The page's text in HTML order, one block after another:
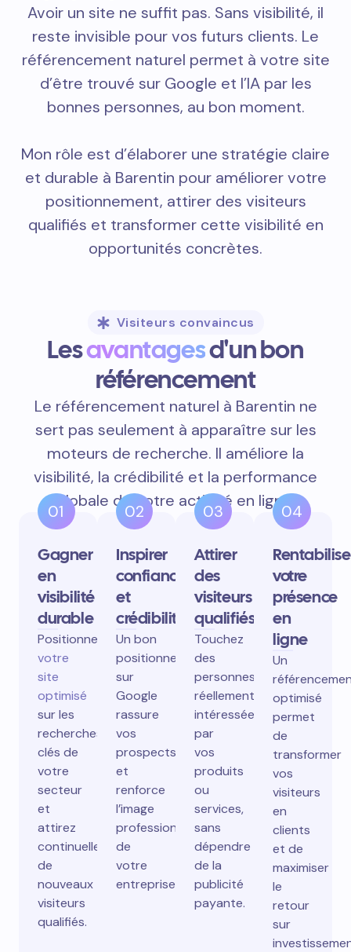
Avoir un site ne suffit pas. Sans visibilité, il
reste invisible pour vos futurs clients. Le
référencement naturel permet à votre site
d’être trouvé sur Google et l’IA par les
bonnes personnes, au bon moment.
Mon rôle est d’élaborer une stratégie claire
et durable à Barentin pour améliorer votre
positionnement, attirer des visiteurs
qualifiés et transformer cette visibilité en
opportunités concrètes.
Visiteurs convaincus
Lesavantagesd'un bon
référencement
Le référencement naturel à Barentin ne
sert pas seulement à apparaître sur les
moteurs de recherche. Il améliore la
visibilité, la crédibilité et la performance
globale de votre activité en ligne.
01
Gagner
en
visibilité
durable
Positionnez
votre
site
optimisé
sur les
recherches
clés de
votre
secteur
et
attirez
continuellement
de
nouveaux
visiteurs
qualifiés.
02
Inspirer
confiance
et
crédibilité
Un bon
positionnement
sur
Google
rassure
vos
prospects
et
renforce
l’image
professionnelle
de
votre
entreprise.
03
Attirer
des
visiteurs
qualifiés
Touchez
des
personnes
réellement
intéressées
par
vos
produits
ou
services,
sans
dépendre
de la
publicité
payante.
04
votre
présence
en
ligne
Un
optimisé
permet
de
transformer
vos
visiteurs
en
clients
et de
maximiser
le
retour
sur